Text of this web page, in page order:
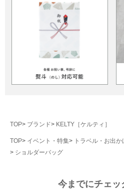
TOP ブランド KELTY［ケルティ］
TOP イベント・特集 トラベル・お出か
ショルダーバッグ
今までにチェッ